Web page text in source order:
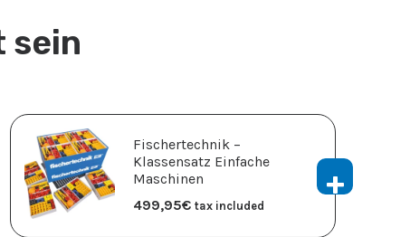
sein
Fischertechnik –
Klassensatz Einfache
Maschinen
499,95€ tax included